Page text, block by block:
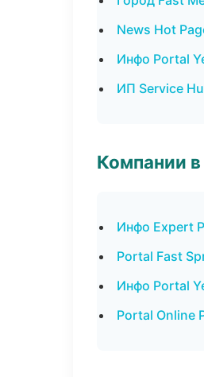
News Hot
Инфо Portal
ИП Service
Компании
Инфо Expert
Portal Fast
Инфо Portal
Portal Online